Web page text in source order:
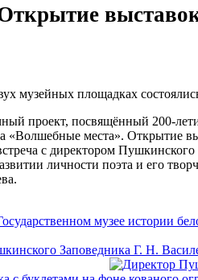
музейных площадках
проект, посвящённый 200-
места». Открытие
с директором
личности поэта и его